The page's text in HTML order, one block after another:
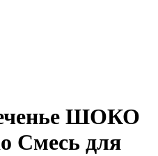
ШОКО
Смесь для